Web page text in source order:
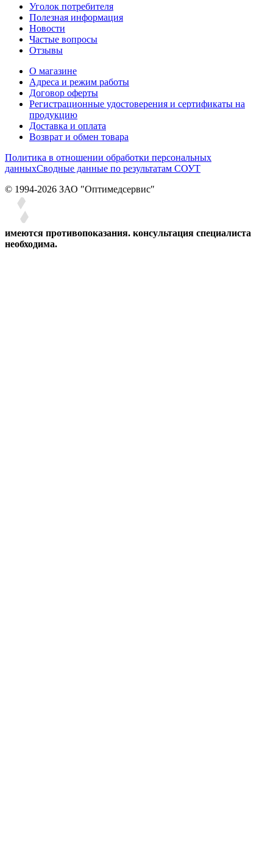
Уголок потребителя
Полезная информация
Новости
Частые вопросы
Отзывы
О магазине
Адреса и режим работы
Договор оферты
Регистрационные удостоверения и сертификаты на
продукцию
Доставка и оплата
Возврат и обмен товара
Политика в отношении обработки персональных
данныхСводные данные по результатам СОУТ
© 1994-2026 ЗАО ″Оптимедсервис″
имеются противопоказания. консультация специалиста
необходима.